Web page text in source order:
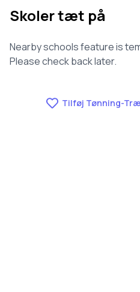
Skoler tæt på
Nearby schools feature is
Please check back later.
Tilføj Tønning-